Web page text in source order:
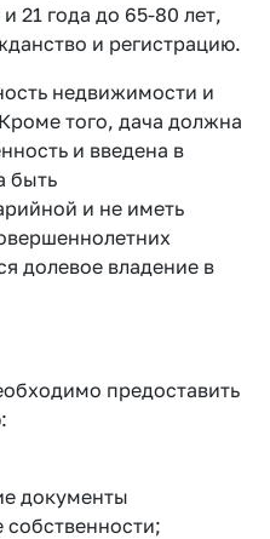
21 года до 65-80 лет,
и регистрацию.
недвижимости и
того, дача должна
и введена в
быть
и не иметь
долевое владение в
предоставить
документы
собственности;